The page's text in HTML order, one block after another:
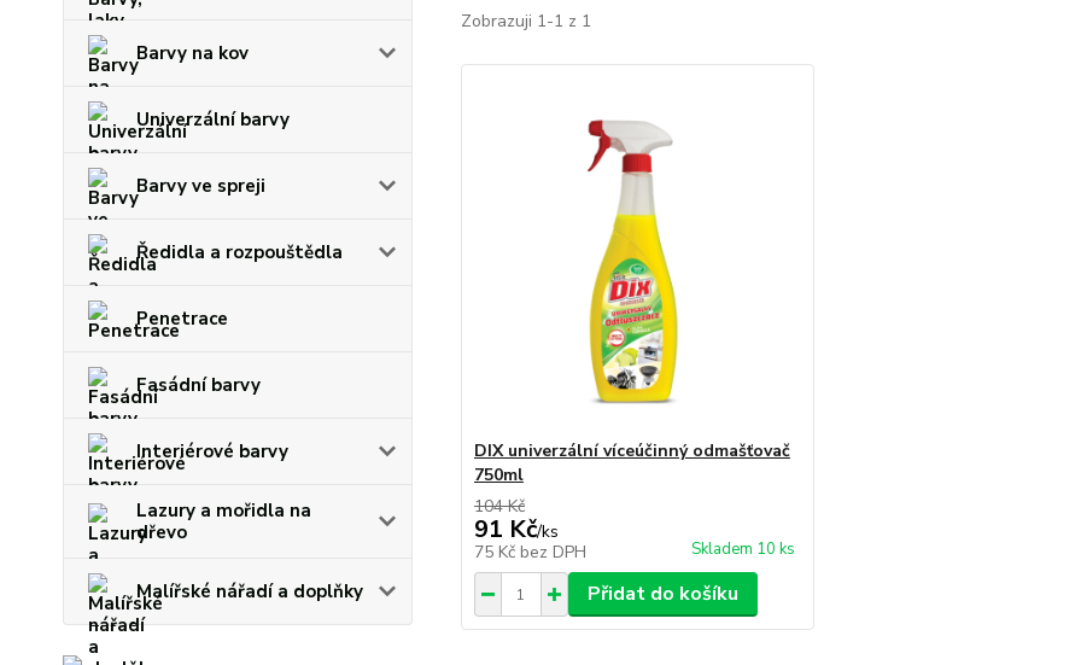
Barvy na kov
Univerzální barvy
Barvy ve spreji
Ředidla a rozpouštědla
Penetrace
Fasádní barvy
Interiérové barvy
Lazury a mořidla na
dřevo
Malířské nářadí a doplňky
Zobrazuji 1-1 z 1
DIX univerzální víceúčinný odmašťovač
750ml
104 Kč
91 Kč/ks
75 Kč bez DPH Skladem 10 ks
Přidat do košíku